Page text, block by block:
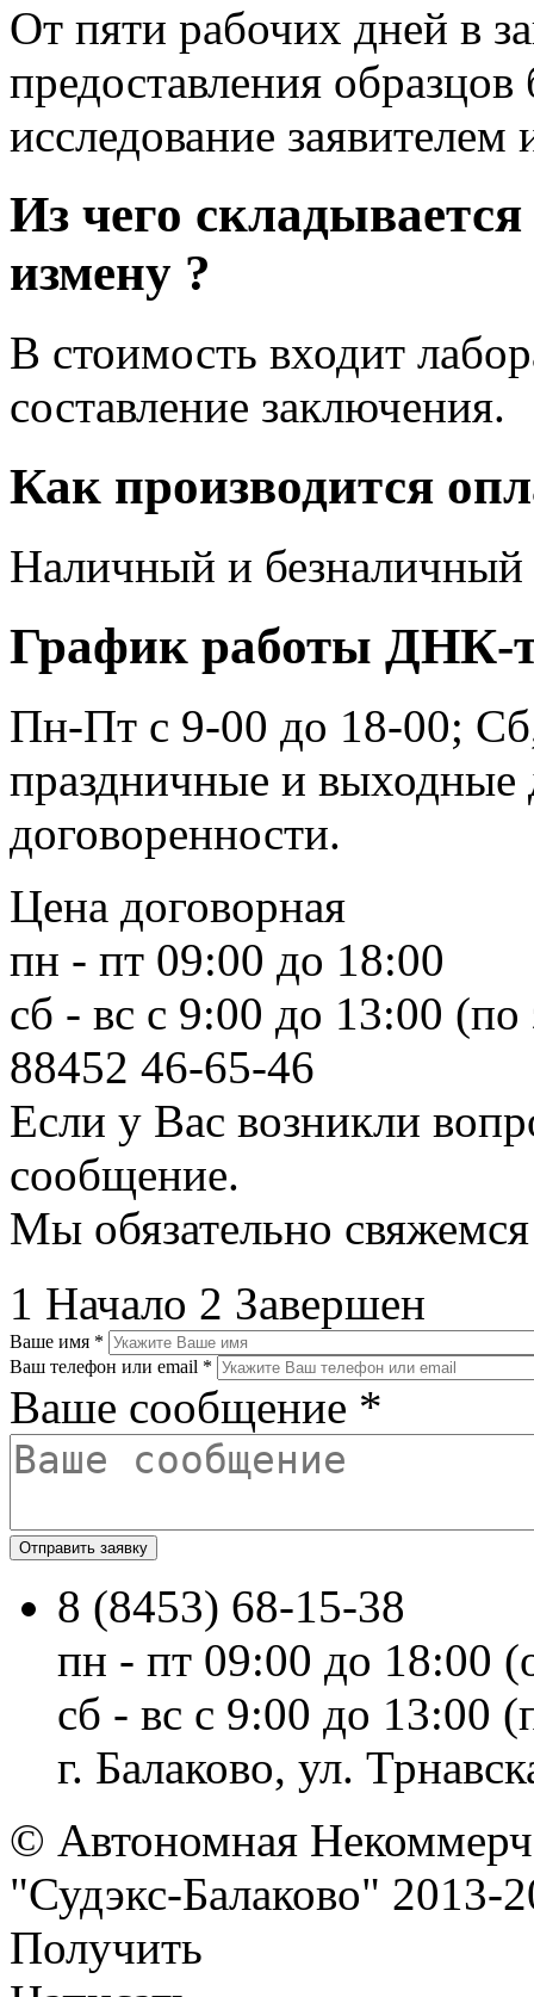
От пяти рабочих дней в
предоставления
исследование
Из чего
измену ?
В стоимость входит
составление заключения.
Как производится
Наличный и безналичный
График работы ДНК-
Пн-Пт с 9-00 до 18-00;
праздничные и выходные
договоренности.
Цена договорная
пн - пт 09:00 до 18:00
сб - вс с 9:00 до 13:00 (по
88452 46-65-46
Если у Вас возникли
сообщение.
Мы обязательно
1 Начало 2 Завершен
Ваше имя *
Ваш телефон или email *
Ваше сообщение *
8 (8453) 68-15-38
пн - пт 09:00 до 18:00
сб - вс с 9:00 до 13:00
г. Балаково, ул.
© Автономная
"Судэкс-Балаково" 2013-
Получить